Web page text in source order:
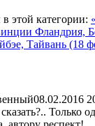
этой категории:
Фландрия,
Тайвань (18
08.02.2016